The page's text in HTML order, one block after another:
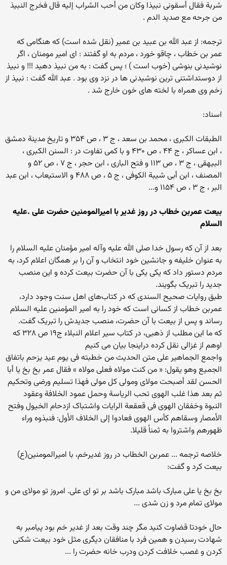
شربة فقال أسقونی نبیذا وکان من أحب الشراب إلیه قال فخرج النبیذ
من جرحه مع صدید الدم .
ترجمه: از عبد الله بن عبید بن عمیر (نقل شده است) که هنگامی که
عمر بن خطاب ، چاقو خورد ، مردم به او گفتند : ای امیر مومنان ، اگر
نوشیدنی بنوشی (خوب است ) ؛ پس گفت : به من نبیذ دهید !!! و نبیذ
از دوستداشتنی ترین نوشیدنی ها در نزد وی بود . عبد الله گفت : نبیذ از
زخم وی همراه با لخته های خون خارج شد .
اسناد:
الطبقات الکبرى ، محمد بن سعد ، ج ۳ ، ص ۳۵۴ و تاریخ مدینة دمشق
، ابن عساکر ، ج ۴۴ ، ص ۴۳۰ و با کمی تفاوت در : السنن الکبرى ،
البیهقی ، ج ۳ ، ص ۱۱۳ و فتح الباری ، ابن حجر ، ج ۷ ، ص ۵۲ و
المصنف ، ابن أبی شیبة الکوفی ، ج ۵ ، ص ۴۸۸ و الاستیعاب ، ابن عبد
البر ، ج ۳ ، ص ۱۱۵۴ و...
بیعت عمربن خطاب در روز غدیر با امیرالمومنین حضرت علی .علیه
السلام
بعد از آن که رسول خدا صلى الله علیه وآله امیر مؤمنان علیه السلام را
به عنوان خلیفه و جانشین خود انتخاب و آن را بر همگان اعلام کرد، به
مردم دستور داد که یکى یکى با آن حضرت بیعت کرده و این منصب
جدید را تبریک بگویند.
طبق روایات صحیح السندى که در کتاب‌هاى اهل سنت وجود دارد،
عمربن خطاب از کسانى است که خود را به امیر المؤمنین علیه السلام
رساند و پس از بیعت با آن حضرت، منصب جدیدش را تبریک گفت.
که ما این مطلب از ذهبی، در کتاب سیر اعلام النبلاء ج۱۹ ص ۳۲۸ که
اوهم از غزالی نقل کرده دراینجا بیان می کنیم
واجمع الجماهیر على متن الحدیث من خطبته فی یوم عید یزحم باتفاق
الجمیع وهو یقول: « من کنت مولاه فعلی مولاه » فقال عمر بخ بخ یا أبا
الحسن لقد أصبحت مولای ومولى کل مولى فهذا تسلیم ورضى وتحکیم
ثم بعد هذا غلب الهوى تحب الریاسة وحمل عمود الخلافة وعقود
النبوة وخفقان الهوى فی قعقعة الرایات واشتباک ازدحام الخیول وفتح
الأمصار وسقاهم کأس الهوى فعادوا إلى الخلاف الأول: فنبذوه وراء
ظهورهم واشتروا به ثمناً قلیلا.
خلاصه ترجمه ... عمربن الخطاب در روز غدیرخم، با امیرالمومنین(ع)
بیعت کرد و گفت:
بخ بخ یا علی مبارک باشد مبارک باشد بر تو ای علی. امروز تو مولای من و
مولای تمام مرد و زن شدی ...
حال خودتا قضاوت کنید مگر چند وقت بعد از غدیر خم بود پیامبر به
شهادت رسیدن و همین فرد با منافقان دیگری مثل خود بیعت شکنی
کردن و غصب خلافت کردن ودرب خانه حضرت را ...